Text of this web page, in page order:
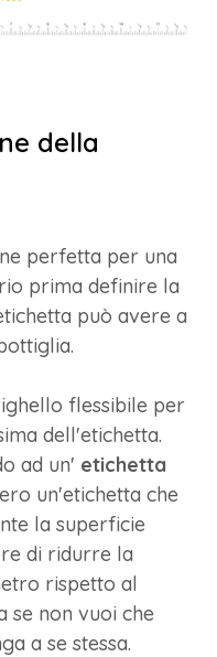
della
perfetta per una
prima definire la
può avere a
flessibile per
dell'etichetta.
ad un' etichetta
un'etichetta che
la superficie
di ridurre la
rispetto al
se non vuoi che
a se stessa.